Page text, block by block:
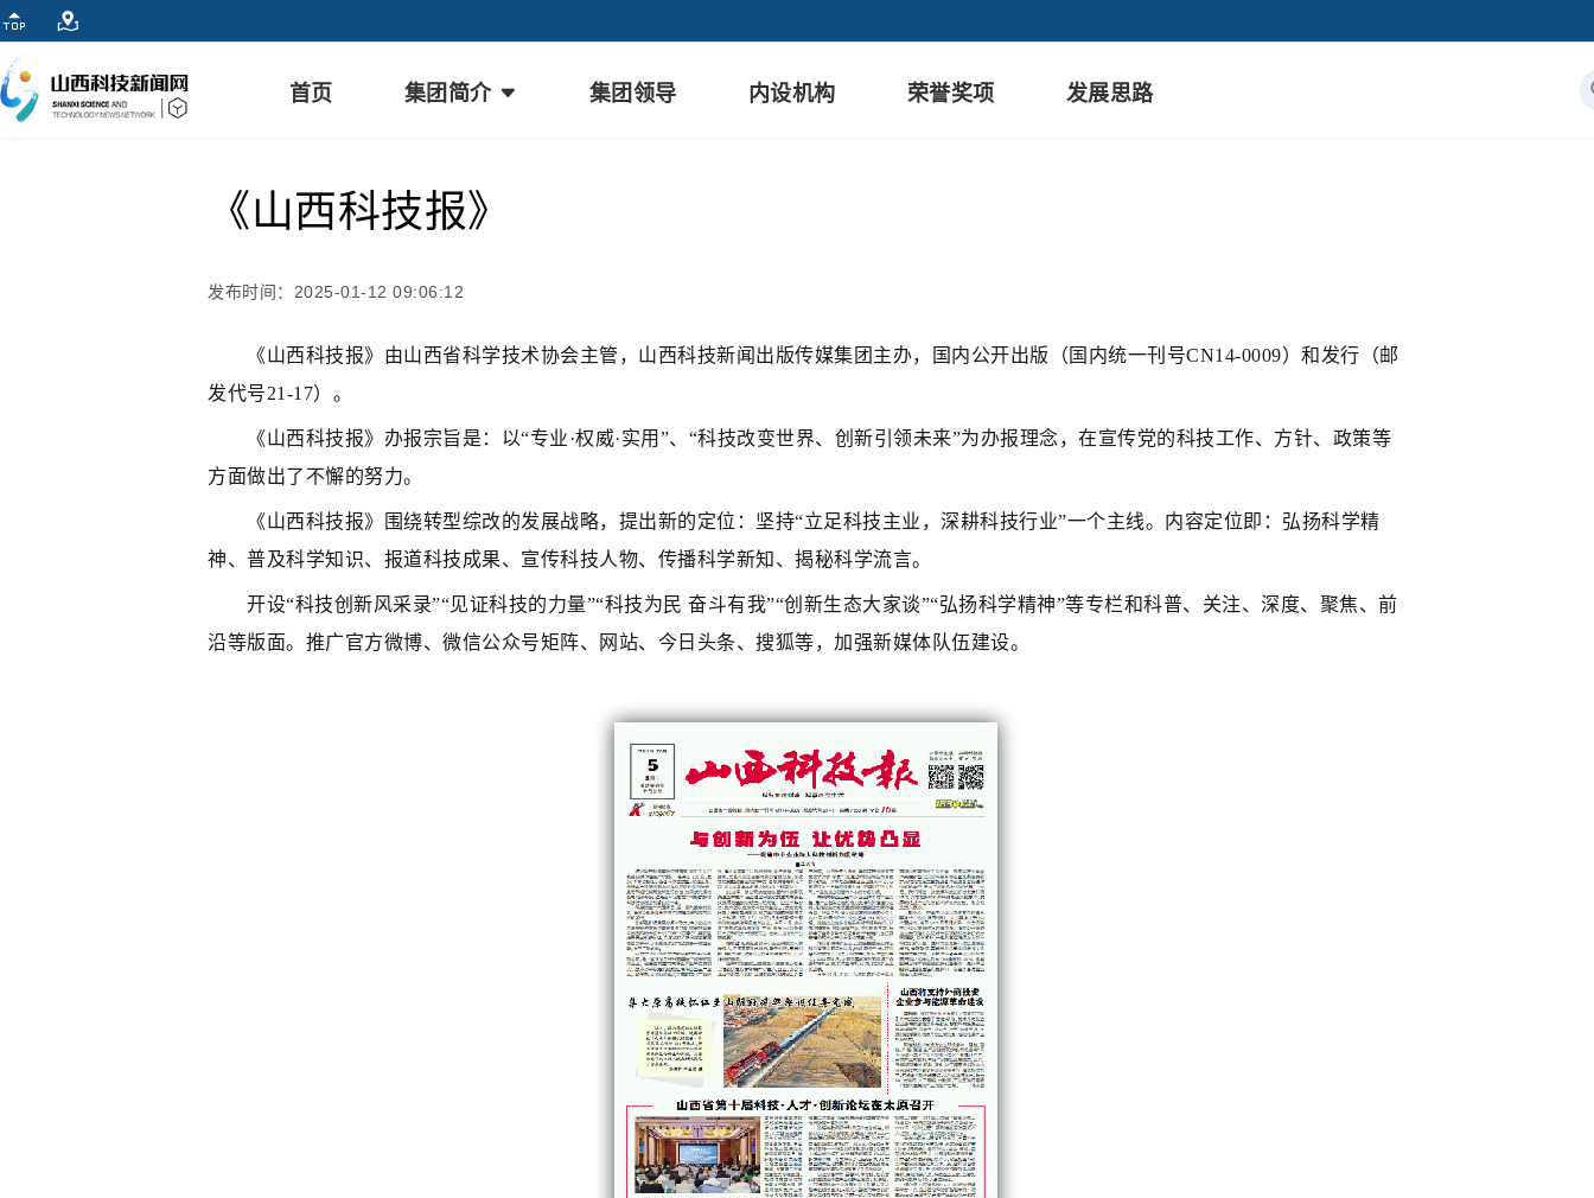
首页 集团简介 集团领导 内设机构 荣誉奖项 发展思路
《山西科技报》
发布时间：2025-01-12 09:06:12
《山西科技报》由山西省科学技术协会主管，山西科技新闻出版传媒集团主办，国内公开出版（国内统一刊号CN14-0009）和发行（邮
发代号21-17）。
《山西科技报》办报宗旨是：以“专业·权威·实用”、“科技改变世界、创新引领未来”为办报理念，在宣传党的科技工作、方针、政策等
方面做出了不懈的努力。
《山西科技报》围绕转型综改的发展战略，提出新的定位：坚持“立足科技主业，深耕科技行业”一个主线。内容定位即：弘扬科学精
神、普及科学知识、报道科技成果、宣传科技人物、传播科学新知、揭秘科学流言。
开设“科技创新风采录”“见证科技的力量”“科技为民 奋斗有我”“创新生态大家谈”“弘扬科学精神”等专栏和科普、关注、深度、聚焦、前
沿等版面。推广官方微博、微信公众号矩阵、网站、今日头条、搜狐等，加强新媒体队伍建设。